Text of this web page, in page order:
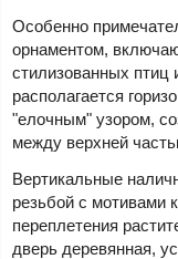
Особенно
орнаментом,
стилизованных
располагается
"елочным" узором,
между верхней
Вертикальные
резьбой с мотивами
переплетения
дверь деревянная,